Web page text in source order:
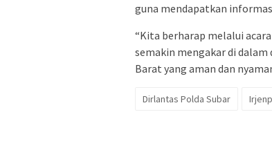
guna mendapatkan
“Kita berharap melalui
semakin mengakar di dalam
Barat yang aman dan
Dirlantas Polda Subar